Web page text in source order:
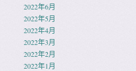
2022年6月
2022年5月
2022年4月
2022年3月
2022年2月
2022年1月